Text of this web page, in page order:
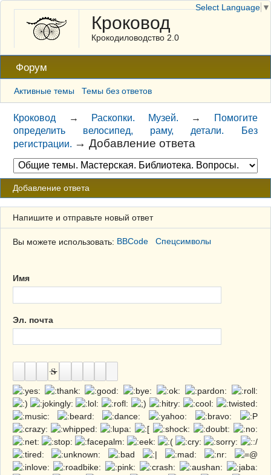
Кроковод
Крокодиловодство 2.0
Форум
Активные темы Темы без ответов
Кроковод → Раскопки. Музей. →
Помогите
определить велосипед, раму, детали. Без
регистрации. →Добавление ответа
Добавление ответа
Напишите и отправьте новый ответ
Вы можете использовать: BBCode Спецсимволы
Имя
Эл. почта
Select Language ▼